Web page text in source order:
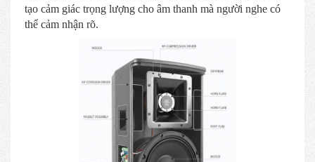
tạo cảm giác trọng lượng cho âm thanh mà người nghe có
thể cảm nhận rõ.